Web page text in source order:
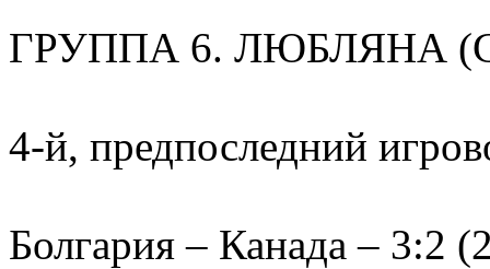
ГРУППА 6. ЛЮБЛЯНА
4-й, предпоследний
Болгария – Канада – 3:2